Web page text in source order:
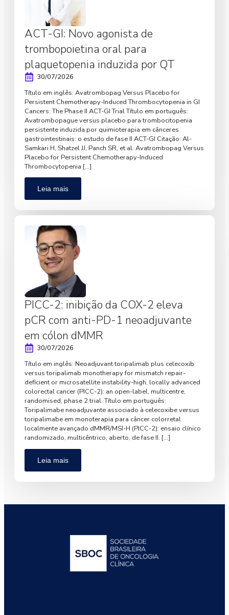
ACT-GI: Novo agonista de
trombopoietina oral para
plaquetopenia induzida por QT
30/07/2026
Título em inglês: Avatrombopag Versus Placebo for
Persistent Chemotherapy-Induced Thrombocytopenia in GI
Cancers: The Phase II ACT-GI Trial Título em português:
Avatrombopague versus placebo para trombocitopenia
persistente induzida por quimioterapia em cânceres
gastrointestinais: o estudo de fase II ACT-GI Citação: Al-
Samkari H, Shatzel JJ, Panch SR, et al. Avatrombopag Versus
Placebo for Persistent Chemotherapy-Induced
Thrombocytopenia […]
Leia mais
PICC-2: inibição da COX-2 eleva
pCR com anti-PD-1 neoadjuvante
em cólon dMMR
30/07/2026
Título em inglês: Neoadjuvant toripalimab plus celecoxib
versus toripalimab monotherapy for mismatch repair-
deficient or microsatellite instability-high, locally advanced
colorectal cancer (PICC-2): an open-label, multicentre,
randomised, phase 2 trial. Título em português:
Toripalimabe neoadjuvante associado à celecoxibe versus
toripalimabe em monoterapia para câncer colorretal
localmente avançado dMMR/MSI-H (PICC-2): ensaio clínico
randomizado, multicêntrico, aberto, de fase II. […]
Leia mais